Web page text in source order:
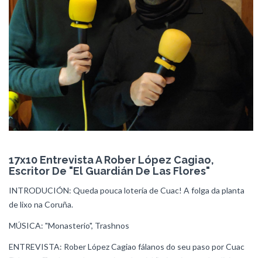
17x10 Entrevista A Rober López Cagiao,
Escritor De "El Guardián De Las Flores"
INTRODUCIÓN: Queda pouca lotería de Cuac! A folga da planta
de lixo na Coruña.
MÚSICA: "Monasterio", Trashnos
ENTREVISTA: Rober López Cagiao fálanos do seu paso por Cuac